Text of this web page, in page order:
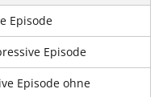
Episode
Episode
Episode ohne